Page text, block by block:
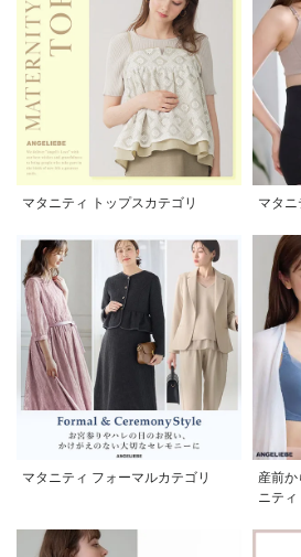
マタニティ トップスカテゴリ マタ
マタニティ フォーマルカテゴリ
産前
ニティ